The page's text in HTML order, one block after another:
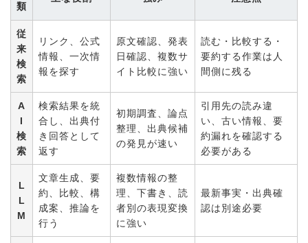
類
従
来
検
索
リンク、公式
情報、一次情
報を探す
原文確認、発表
日確認、複数サ
イト比較に強い
読む・比較する・
要約する作業は人
間側に残る
A
I
検
索
検索結果を統
合し、出典付
き回答として
返す
初期調査、論点
整理、出典候補
の発見が速い
引用先の読み違
い、古い情報、要
約漏れを確認する
必要がある
L
L
M
文章生成、要
約、比較、構
成案、推論を
行う
複数情報の整
理、下書き、読
者別の表現変換
に強い
最新事実・出典確
認は別途必要